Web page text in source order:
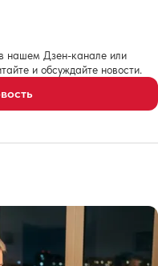
нашем Дзен-канале или
и обсуждайте новости.